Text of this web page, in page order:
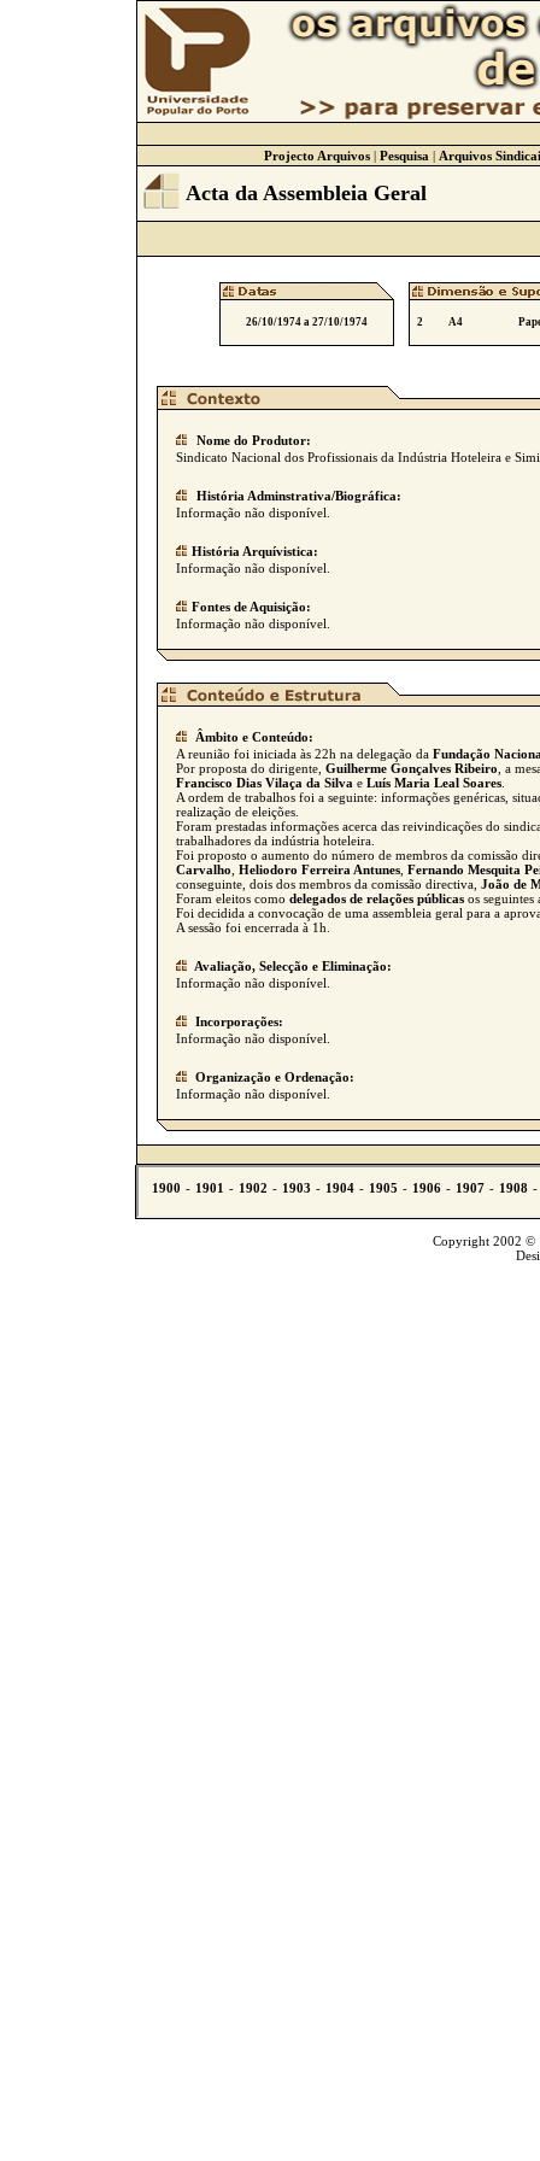
Projecto Arquivos| Pesquisa | Arquivos
Acta da Assembleia Geral
26/10/1974 a 27/10/1974 2 A4
Nome do Produtor:
Sindicato Nacional dos Profissionais da Indústria Hoteleira e
História Adminstrativa/Biográfica:
Informação não disponível.
História Arquívistica:
Informação não disponível.
Fontes de Aquisição:
Informação não disponível.
Âmbito e Conteúdo:
A reunião foi iniciada às 22h na delegação da Fundação
Por proposta do dirigente, Guilherme Gonçalves Ribeiro , a
Francisco Dias Vilaça da Silva e Luís Maria Leal Soares
A ordem de trabalhos foi a seguinte: informações genéricas,
realização de eleições.
Foram prestadas informações acerca das reivindicações do
trabalhadores da indústria hoteleira.
Foi proposto o aumento do número de membros da comissão
Carvalho Heliodoro Ferreira Antunes Fernando Mesquita
conseguinte, dois dos membros da comissão directiva, João de
Foram eleitos como delegados de relações públicas os seguintes
Foi decidida a convocação de uma assembleia geral para a
A sessão foi encerrada à 1h.
Avaliação, Selecção e Eliminação:
Informação não disponível.
Incorporações:
Informação não disponível.
Organização e Ordenação:
Informação não disponível.
Copyright 2002 ©